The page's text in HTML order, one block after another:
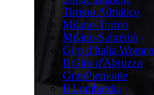
Tirreno Adriatico
Milano-Torino
Milano-Sanremo
Giro d'Italia Women
Il Giro d'Abruzzo
GranPiemonte
Il Lombardia